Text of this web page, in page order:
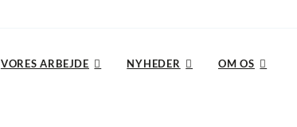
VORES ARBEJDE NYHEDER OM OS